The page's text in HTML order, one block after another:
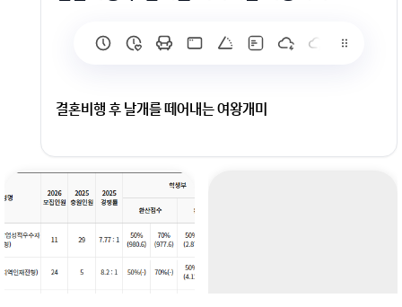
결혼비행 후 날개를 떼어내는 여왕개미